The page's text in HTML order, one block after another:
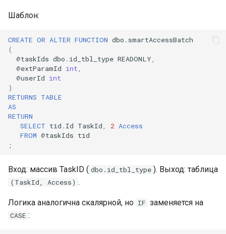
Шаблон:
CREATE OR ALTER FUNCTION dbo . smartAccessBatch
(
@taskIds dbo . id_tbl_type READONLY
@extParamId int
@userId int
)
RETURNS TABLE
AS
RETURN
SELECT tid . Id TaskId 2 Access
FROM @taskIds tid
;
Вход: массив TaskID ( dbo.id_tbl_type ). Выход: таблица
(TaskId, Access) .
Логика аналогична скалярной, но IF заменяется на
CASE :